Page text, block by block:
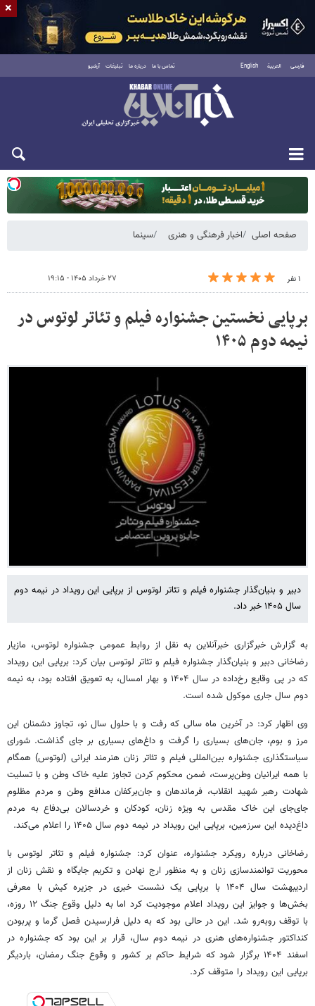
فارسی العربية English تماس با ما درباره ما تبلیغات آرشیو
یکشنبه ۱۸ مرداد ۱۴۰۵
صفحه اصلی اخبار فرهنگی و هنری سینما
۱ نفر ۲۷ خرداد ۱۴۰۵ - ۱۹:۱۵
برپایی نخستین جشنواره فیلم و تئاتر لوتوس در
نیمه دوم ۱۴۰۵
دبیر و بنیان‌گذار جشنواره فیلم و تئاتر لوتوس از برپایی این رویداد در نیمه دوم
سال ۱۴۰۵ خبر داد.
به گزارش خبرگزاری خبرآنلاین به نقل از روابط عمومی جشنواره لوتوس، مازیار
رضاخانی دبیر و بنیان‌گذار جشنواره فیلم و تئاتر لوتوس بیان کرد: برپایی این رویداد
که در پی وقایع رخ‌داده در سال ۱۴۰۴ و بهار امسال، به تعویق افتاده بود، به نیمه
دوم سال جاری موکول شده است.
وی اظهار کرد: در آخرین ماه سالی که رفت و با حلول سال نو، تجاوز دشمنان این
مرز و بوم، جان‌های بسیاری را گرفت و داغ‌های بسیاری بر جای گذاشت. شورای
سیاستگذاری جشنواره بین‌المللی فیلم و تئاتر زنان هنرمند ایرانی (لوتوس) همگام
با همه ایرانیان وطن‌پرست، ضمن محکوم کردن تجاوز علیه خاک وطن و با تسلیت
شهادت رهبر شهید انقلاب، فرماندهان و جان‌برکفان مدافع وطن و مردم مظلوم
جای‌جای این خاک مقدس به ویژه زنان، کودکان و خردسالان بی‌دفاع به مردم
داغ‌دیده این سرزمین، برپایی این رویداد در نیمه دوم سال ۱۴۰۵ را اعلام می‌کند.
رضاخانی درباره رویکرد جشنواره، عنوان کرد: جشنواره فیلم و تئاتر لوتوس با
محوریت توانمندسازی زنان و به منظور ارج نهادن و تکریم جایگاه و نقش زنان از
اردیبهشت سال ۱۴۰۴ با برپایی یک نشست خبری در جزیره کیش با معرفی
بخش‌ها و جوایز این رویداد اعلام موجودیت کرد اما به دلیل وقوع جنگ ۱۲ روزه،
با توقف روبه‌رو شد. این در حالی بود که به دلیل فرارسیدن فصل گرما و پربودن
کنداکتور جشنواره‌های هنری در نیمه دوم سال، قرار بر این بود که جشنواره در
اسفند ۱۴۰۴ برگزار شود که شرایط حاکم بر کشور و وقوع جنگ رمضان، باردیگر
برپایی این رویداد را متوقف کرد.
×